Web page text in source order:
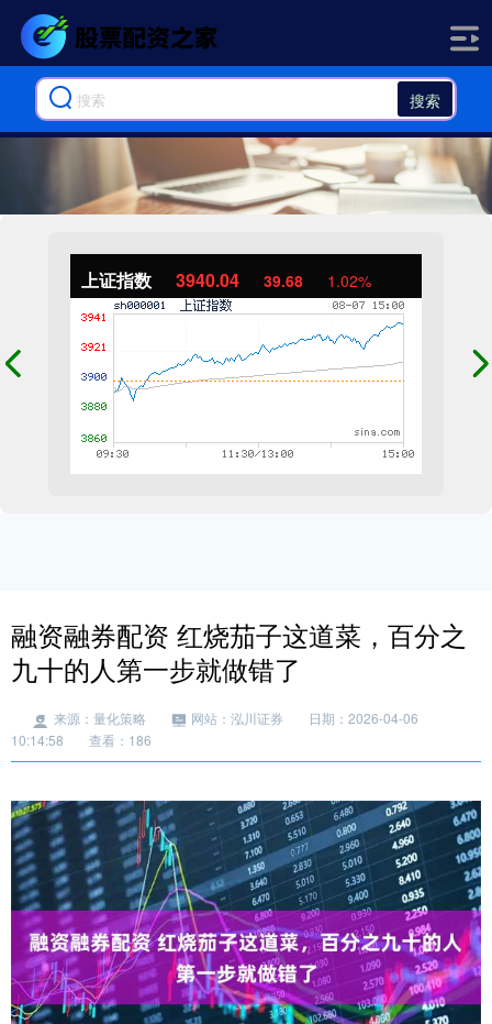
搜索
上证指数 3940.04 39.68 1.02%
融资融券配资 红烧茄子这道菜，百分之
九十的人第一步就做错了
来源：量化策略 网站：泓川证券
日期：2026-04-06
10:14:58
查看：186